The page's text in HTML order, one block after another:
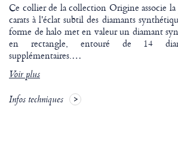
Ce collier de la collection Origine associe
carats à l'éclat subtil des diamants
forme de halo met en valeur un diamant
en rectangle, entouré de 14
supplémentaires.…
Voir plus
Infos techniques